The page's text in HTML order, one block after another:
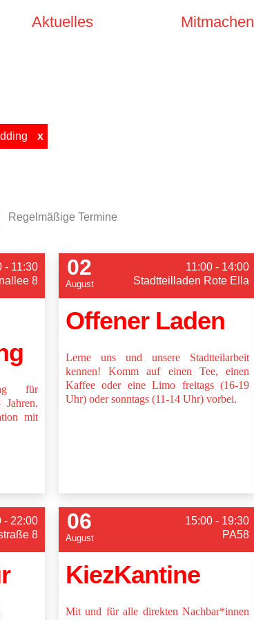
Aktuelles Mitmachen
x
Regelmäßige Termine
- 11:30
8
für
mit
02
August
11:00 - 14:00
Stadtteilladen Rote Ella
Offener Laden
Lerne uns und unsere Stadtteilarbeit
kennen! Komm auf einen Tee, einen
Kaffee oder eine Limo freitags (16-19
Uhr) oder sonntags (11-14 Uhr) vorbei.
- 22:00
8
06
August
15:00 - 19:30
PA58
KiezKantine
Mit und für alle direkten Nachbar*innen